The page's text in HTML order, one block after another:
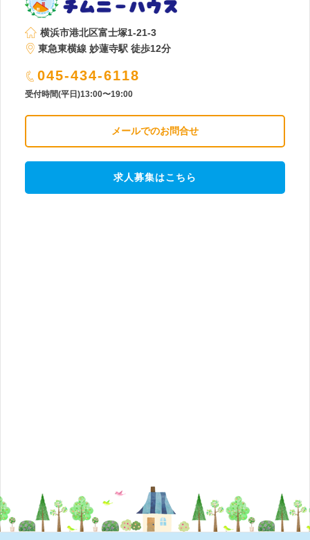
横浜市港北区富士塚1-21-3
東急東横線 妙蓮寺駅 徒歩12分
045-434-6118
受付時間(平日)13:00〜19:00
メールでのお問合せ
求人募集はこちら